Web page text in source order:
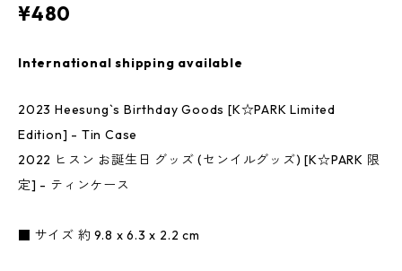
¥480
International shipping available
2023 Heesung`s Birthday Goods [K☆PARK Limited
Edition] - Tin Case
2022 ヒスン お誕生日 グッズ (センイルグッズ) [K☆PARK 限
定] - ティンケース
■ サイズ 約 9.8 x 6.3 x 2.2 cm